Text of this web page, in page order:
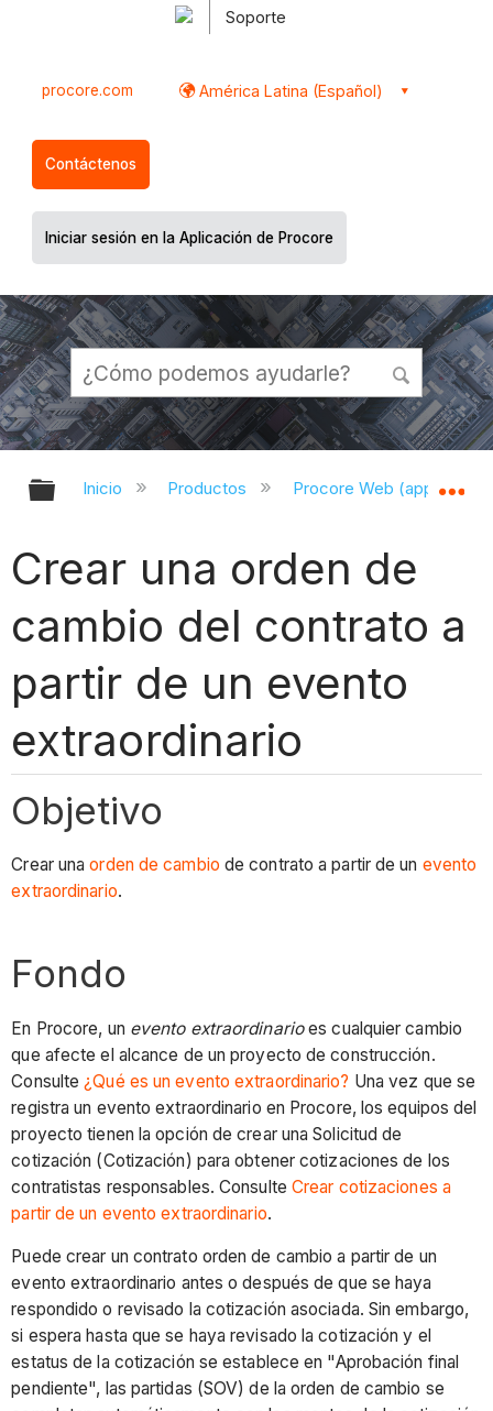
Soporte
procore.com América Latina (Español)
Contáctenos
Iniciar sesión en la Aplicación de Procore
Expandir/contraer jerarquía global
Inicio Productos Procore Web
Crear una orden de
cambio del contrato a
partir de un evento
extraordinario
Objetivo
Crear unaorden de cambio de contrato a partir de un evento
extraordinario.
Fondo
En Procore, un evento extraordinarioes cualquier cambio
que afecte el alcance de un proyecto de construcción.
Consulte¿Qué es un evento extraordinario? Una vez que se
registra un evento extraordinario en Procore, los equipos del
proyecto tienen la opción de crear una Solicitud de
cotización (Cotización) para obtener cotizaciones de los
contratistas responsables. Consulte Crear cotizaciones a
partir de un evento extraordinario.
Puede crear un contrato orden de cambio a partir de un
evento extraordinario antes o después de que se haya
respondido o revisado la cotización asociada. Sin embargo,
si espera hasta que se haya revisado la cotización y el
estatus de la cotización se establece en "Aprobación final
pendiente", las partidas (SOV) de la orden de cambio se